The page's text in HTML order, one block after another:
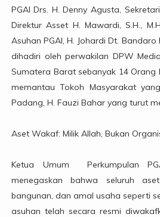
PGAI Drs. H. Denny Agusta,
Direktur Asset H. Mawardi, S.H.,
Asuhan PGAI, H. Johardi Dt. Bandaro
dihadiri oleh perwakilan DPW
Sumatera Barat sebanyak 14
memantau Tokoh Masyarakat
Padang, H. Fauzi Bahar yang turut
Aset Wakaf: Milik Allah, Bukan
Ketua Umum Perkumpulan
menegaskan bahwa seluruh
bangunan, dan amal usaha seperti
asuhan telah secara resmi